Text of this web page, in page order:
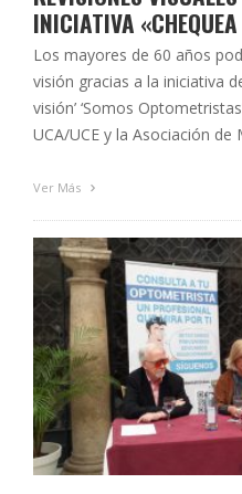
INICIATIVA
Los mayores de 60 años
visión gracias a la iniciativa
visión’ ‘Somos
UCA/UCE y la Asociación
próximo jueves 28 de mayo
Ver Más